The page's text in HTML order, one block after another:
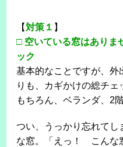
【対策１ 】
□ 空いている窓はあり
ック
基本的なことですが、外
りも、カギかけの総チ
もちろん、ベランダ、2
つい、うっかり忘れてし
な窓。「えっ！ こんな